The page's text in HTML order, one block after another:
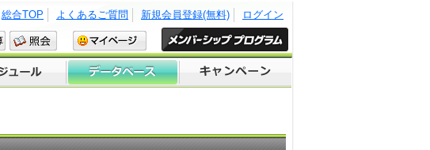
ログイン
新規会員登録(無料)
よくあるご質問
総合TOP